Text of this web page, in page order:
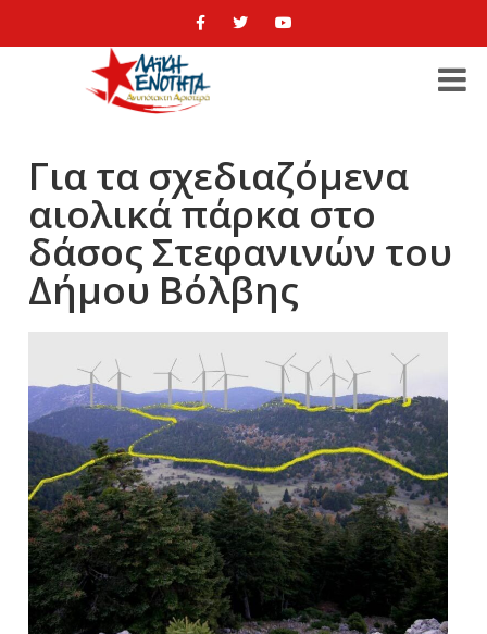
Για τα σχεδιαζόμενα
αιολικά πάρκα στο
δάσος Στεφανινών του
Δήμου Βόλβης